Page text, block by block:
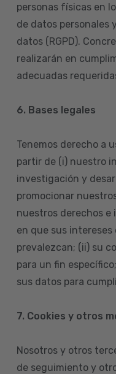
personas físicas en
de datos personales
datos (RGPD).
realizarán en
adecuadas
6. Bases legales
Tenemos derecho a
partir de (i) nuestro
investigación y
promocionar
nuestros derechos e
en que sus
prevalezcan; (ii) su
para un fin
sus datos para
7. Cookies y otros
Nosotros y otros
de seguimiento y